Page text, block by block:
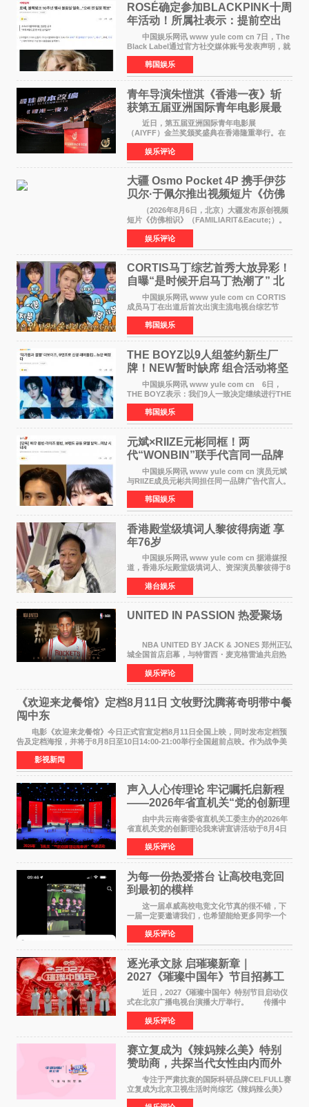
ROSÉ确定参加BLACKPINK十周
年活动！所属社表示：提前空出
了时间
中国娱乐网讯 www yule com cn 7日，The
Black Label通过官方社交媒体账号发表声明，就
近期网络上关于ROS&Eacute;个人行程及是否参
加BLACKPINK出道纪念活动的种种猜测作出正
式回应。 Th
韩国娱乐
青年导演朱愷淇《香港一夜》斩
获第五届亚洲国际青年电影展最
佳剧本改编奖
近日，第五届亚洲国际青年电影展
（AIYFF）金兰奖颁奖盛典在香港隆重举行。在
这场汇聚数百位海内外电影人、文化界人士及媒
体代表的亚洲青年影视盛会上，香港本土电影
《香港一夜》（Dawn in Ho
娱乐评论
大疆 Osmo Pocket 4P 携手伊莎
贝尔·于佩尔推出视频短片《仿佛
相识》
（2026年8月6日，北京）大疆发布原创视频
短片《仿佛相识》（FAMILIARIT&Eacute;）。
视频短片由戛纳国际电影节最佳女演员伊莎贝尔·
于佩尔（Isabelle Huppert）主演，全程使用大
疆首款双主摄口
娱乐评论
CORTIS马丁综艺首秀大放异彩！
自曝“是时候开启马丁热潮了” 北
美巡演火热进行中
中国娱乐网讯 www yule com cn CORTIS
成员马丁在出道后首次出演主流电视台综艺节
目，展现了多才多艺的魅力。 马丁出演了5日
播出的MBC《Radio Star》Fashion与Passion
之间，I&lsquo;m
韩国娱乐
THE BOYZ以9人组签约新生厂
牌！NEW暂时缺席 组合活动将坚
定不移继续
中国娱乐网讯 www yule com cn 6日，
THE BOYZ表示：我们9人一致决定继续进行THE
BOYZ组合活动，并且已经完成了组合团体活动
签约。目前正在新生厂牌下进行活动准备。尚未
离开THE BOYZ原所
韩国娱乐
元斌×RIIZE元彬同框！两
代“WONBIN”联手代言同一品牌
颜值天花板合体
中国娱乐网讯 www yule com cn 演员元斌
与RIIZE成员元彬共同担任同一品牌广告代言人。
6日据独家报道，继演员元斌之后，RIIZE元彬最
近也被选为某在线中介平台A公司的共同广告代言
人，两人将作
韩国娱乐
香港殿堂级填词人黎彼得病逝 享
年76岁​
中国娱乐网讯 www yule com cn 据港媒报
道，香港乐坛殿堂级填词人、资深演员黎彼得于8
月5日上午因病离世，终年76岁。好友钟志光透
露，黎彼得今年3月中风后便卧床休养，身体机能
持续衰退，最
港台娱乐
UNITED IN PASSION 热爱聚场
NBA UNITED BY JACK & JONES 郑州正弘
城全国首店启幕，与特雷西・麦克格雷迪共启热
爱 2026 年7 月21 日，
NBAUNITEDBYJACK&JONES 全国首店，于郑
州正弘城正式启幕。NBA 传奇球星
娱乐评论
《欢迎来龙餐馆》定档8月11日 文牧野沈腾蒋奇明带中餐
闯中东
电影《欢迎来龙餐馆》今日正式官宣定档8月11日全国上映，同时发布定档预
告及定档海报，并将于8月8日至10日14:00-21:00举行全国超前点映。作为战争美
食大片，影片讲述的是中国厨师徐福（沈腾
影视新闻
声入人心传理论 牢记嘱托启新程
——2026年省直机关“党的创新理
论我来讲”宣讲活动圆满落幕
由中共云南省委省直机关工委主办的2026年
省直机关党的创新理论我来讲宣讲活动于8月4日
至5日在昆明举办。活动以 "牢记嘱托 感恩奋进
开创云南发展新局面 "为主题，坚持以新时代中国
特色社会主义
娱乐评论
为每一份热爱搭台 让高校电竞回
到最初的模样
这一届卓威高校电竞文化节真的很不错，下
一届一定要邀请我们，也希望能给更多同学一个
来到现场的机会。 2026卓威高校电竞文化节
已经落下帷幕，在活动结束后，仍有不少高校电
竞社负责人和现
娱乐评论
逐光承文脉 启璀璨新章｜
2027《璀璨中国年》节目招募工
作圆满启动
近日，2027《璀璨中国年》特别节目启动仪
式在北京广播电视台演播大厅举行。 传播中
华优秀传统文化，弘扬纯正国风艺术，打造高规
格、高质感、正能量的文艺盛典，是璀璨中国年
矢志不渝的初心
娱乐评论
赛立复成为《辣妈辣么美》特别
赞助商，共探当代女性由内而外
活力美
专注于严肃抗衰的国际科研品牌CELFULL赛
立复成为北京卫视生活时尚综艺《辣妈辣么美》
的特别赞助商,明星辣妈袁咏仪倾情参与，向广大